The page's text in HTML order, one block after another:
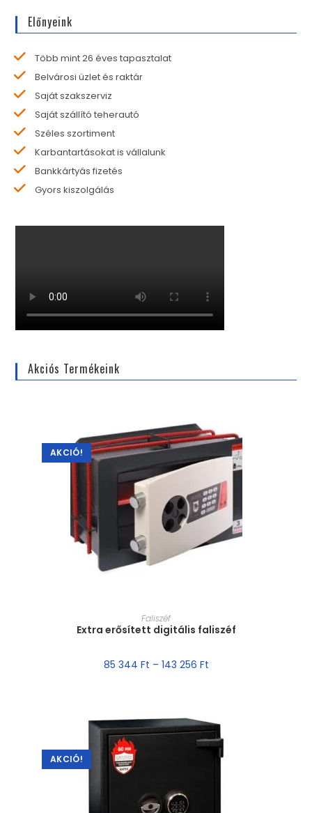
Előnyeink
Több mint 26 éves tapasztalat
Belvárosi üzlet és raktár
Saját szakszerviz
Saját szállító teherautó
Széles szortiment
Karbantartásokat is vállalunk
Bankkártyás fizetés
Gyors kiszolgálás
Akciós Termékeink
AKCIÓ!
MÉRET VÁLASZTÁSA
Faliszéf
Extra erősített digitális faliszéf
85 344 Ft – 143 256 Ft
AKCIÓ!